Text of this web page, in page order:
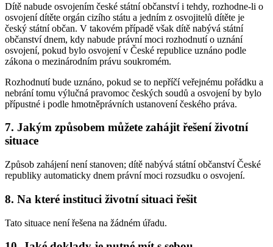
Dítě nabude osvojením české státní občanství i tehdy, rozhodne-li o
osvojení dítěte orgán cizího státu a jedním z osvojitelů dítěte je
český státní občan. V takovém případě však dítě nabývá státní
občanství dnem, kdy nabude právní moci rozhodnutí o uznání
osvojení, pokud bylo osvojení v České republice uznáno podle
zákona o mezinárodním právu soukromém.
Rozhodnutí bude uznáno, pokud se to nepříčí veřejnému pořádku a
nebrání tomu výlučná pravomoc českých soudů a osvojení by bylo
přípustné i podle hmotněprávních ustanovení českého práva.
7. Jakým způsobem můžete zahájit řešení životní
situace
Způsob zahájení není stanoven; dítě nabývá státní občanství České
republiky automaticky dnem právní moci rozsudku o osvojení.
8. Na které instituci životní situaci řešit
Tato situace není řešena na žádném úřadu.